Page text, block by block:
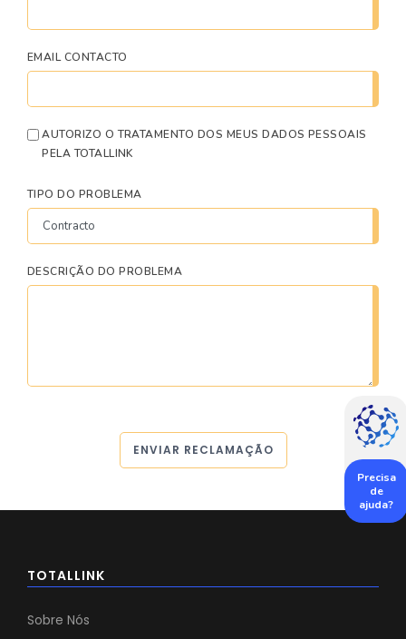
EMAIL CONTACTO
AUTORIZO O TRATAMENTO DOS MEUS DADOS PESSOAIS
PELA TOTALLINK
TIPO DO PROBLEMA
DESCRIÇÃO DO PROBLEMA
ENVIAR RECLAMAÇÃO
TOTALLINK
Sobre Nós
Precisa
de
ajuda?